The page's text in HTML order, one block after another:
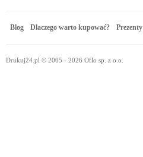
Blog Dlaczego warto kupować? Prezenty
Drukuj24.pl © 2005 - 2026 Oflo sp. z o.o.